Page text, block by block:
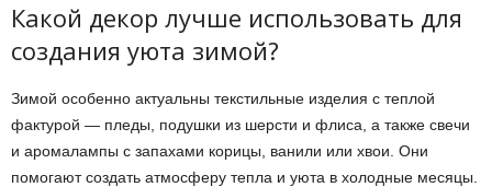
Какой декор лучше использовать для
создания уюта зимой?
Зимой особенно актуальны текстильные изделия с теплой
фактурой — пледы, подушки из шерсти и флиса, а также свечи
и аромалампы с запахами корицы, ванили или хвои. Они
помогают создать атмосферу тепла и уюта в холодные месяцы.